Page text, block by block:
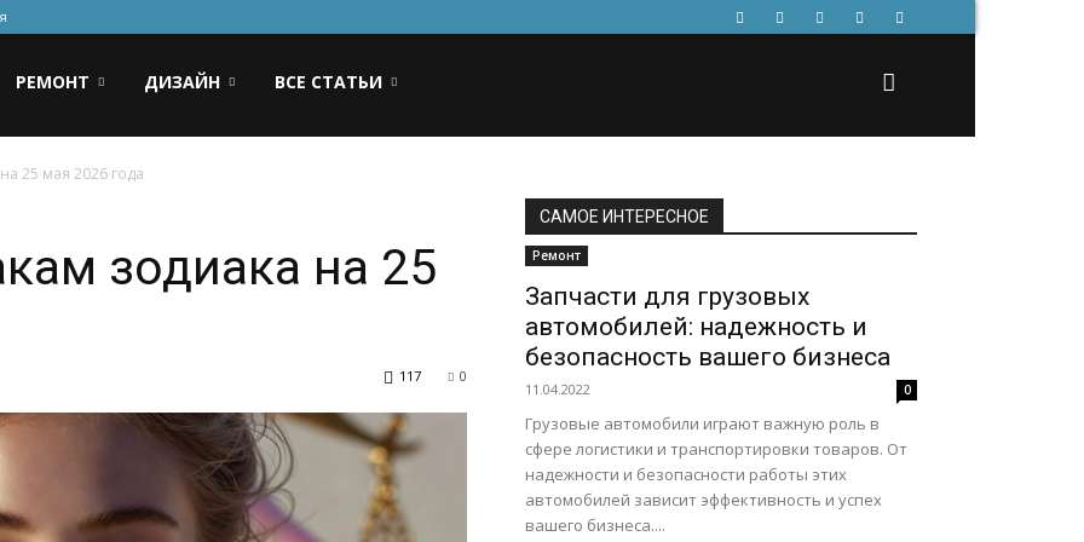
РЕМОНТ ДИЗАЙН ВСЕ СТАТЬИ
25 мая 2026 года
зодиака на 25
0
117
САМОЕ ИНТЕРЕСНОЕ
Ремонт
Запчасти для грузовых
автомобилей: надежность и
безопасность вашего бизнеса
11.04.2022 0
Грузовые автомобили играют важную роль в
сфере логистики и транспортировки товаров. От
надежности и безопасности работы этих
автомобилей зависит эффективность и успех
вашего бизнеса....